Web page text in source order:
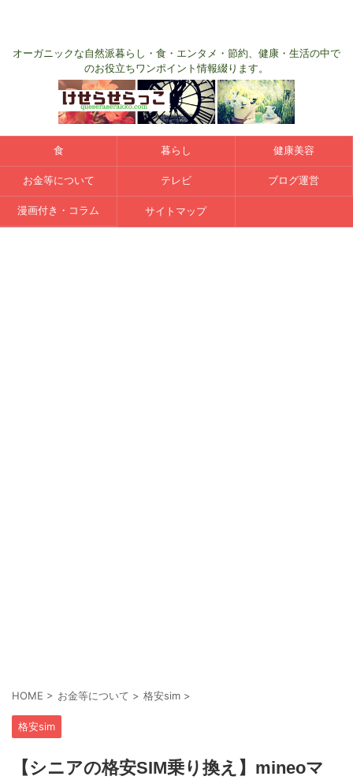
オーガニックな自然派暮らし・食・エンタメ・節約、健康・生活の中で
のお役立ちワンポイント情報綴ります。
食 暮らし 健康美容
お金等について テレビ ブログ運営
漫画付き・コラム サイトマップ
HOME > お金等について > 格安sim >
格安sim
【シニアの格安SIM乗り換え】mineoマ